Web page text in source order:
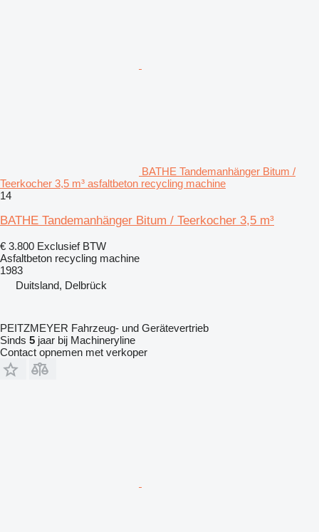
BATHE Tandemanhänger Bitum /
Teerkocher 3,5 m³ asfaltbeton recycling machine
14
BATHE Tandemanhänger Bitum / Teerkocher 3,5 m³
€ 3.800 Exclusief BTW
Asfaltbeton recycling machine
1983
Duitsland, Delbrück
PEITZMEYER Fahrzeug- und Gerätevertrieb
Sinds 5 jaar bij Machineryline
Contact opnemen met verkoper